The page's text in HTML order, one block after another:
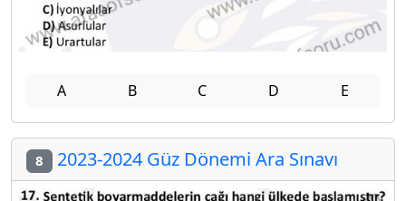
A B C D E
8 2023-2024 Güz Dönemi Ara Sınavı